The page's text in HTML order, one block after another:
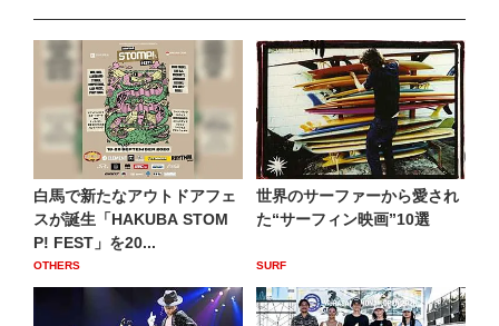
白馬で新たなアウトドアフェ
スが誕生「HAKUBA STOM
P! FEST」を20...
OTHERS
世界のサーファーから愛され
た“サーフィン映画”10選
SURF